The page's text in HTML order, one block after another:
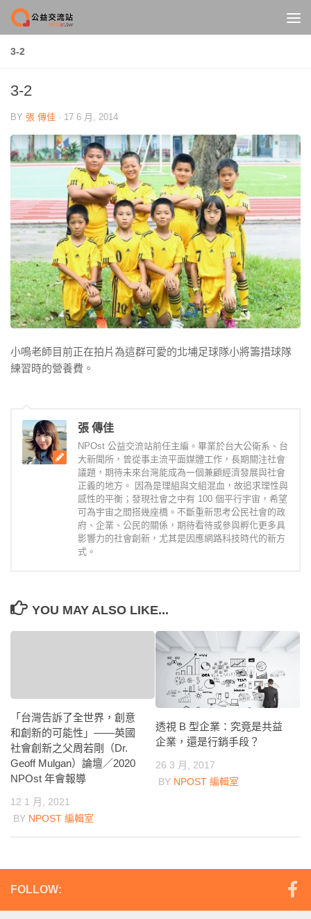
Skip to content
3-2
3-2
BY 張 傳佳 · 17 6 月, 2014
小鳴老師目前正在拍片為這群可愛的北埔足球隊小將籌措球隊
練習時的營養費。
張 傳佳
NPOst 公益交流站前任主編。畢業於台大公衛系、台
大新聞所，曾從事主流平面媒體工作，長期關注社會
議題，期待未來台灣能成為一個兼顧經濟發展與社會
正義的地方。 因為是理組與文組混血，故追求理性與
感性的平衡；發現社會之中有 100 個平行宇宙，希望
可為宇宙之間搭幾座橋。不斷重新思考公民社會的政
府、企業、公民的關係，期待看待或參與孵化更多具
影響力的社會創新，尤其是因應網路科技時代的新方
式。
YOU MAY ALSO LIKE...
「台灣告訴了全世界，創意
和創新的可能性」——英國
社會創新之父周若剛（Dr.
Geoff Mulgan）論壇／2020
NPOst 年會報導
12 1 月, 2021
BY NPOST 編輯室
透視 B 型企業：究竟是共益
企業，還是行銷手段？
26 3 月, 2017
BY NPOST 編輯室
FOLLOW: